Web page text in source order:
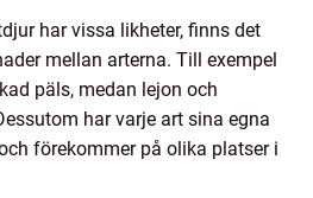
har vissa likheter, finns det
mellan arterna. Till exempel
päls, medan lejon och
har varje art sina egna
förekommer på olika platser i